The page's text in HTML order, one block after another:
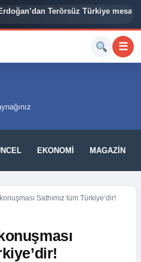
İddia: Cemil Tugay 3
☰
EKONOMI MAGAZIN
Sathımız tüm Türkiye’dir!